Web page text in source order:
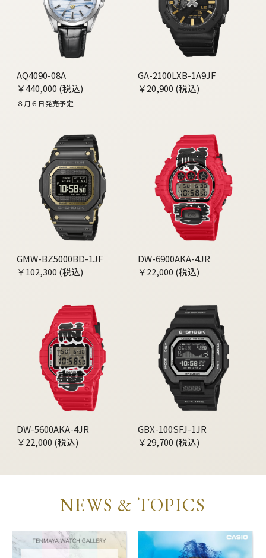
AQ4090-08A
￥440,000 (税込)
８月６日発売予定
GA-2100LXB-1A9JF
￥20,900 (税込)
GMW-BZ5000BD-1JF
￥102,300 (税込)
DW-6900AKA-4JR
￥22,000 (税込)
DW-5600AKA-4JR
￥22,000 (税込)
GBX-100SFJ-1JR
￥29,700 (税込)
NEWS & TOPICS